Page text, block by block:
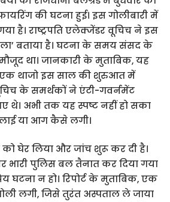
की घटना हुई। इस गोलीबारी में
है। राष्ट्रपति एलेक्जेंडर वूचिच ने इस
बताया है। घटना के समय संसद के
मौजूद था। जानकारी के मुताबिक, यह
थाजो इस साल की शुरुआत में
के समर्थकों ने एंटी-गवर्नमेंट
थे। अभी तक यह स्पष्ट नहीं हो सका
या आग कैसे लगी।
घेर लिया और जांच शुरू कर दी है।
पुलिस बल तैनात कर दिया गया
घटना न हो। रिपोर्ट के मुताबिक, एक
लगी, जिसे तुरंत अस्पताल ले जाया